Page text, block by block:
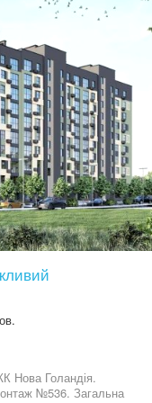
-
контроль тепла
так і під
та забронюйте свою
Нова Голандія.
№536. Загальна